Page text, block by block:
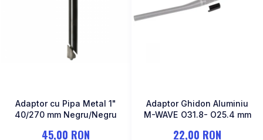
Adaptor cu Pipa Metal 1"
40/270 mm Negru/Negru
45,00 RON
Adaptor Ghidon Aluminiu
M-WAVE O31.8- O25.4 mm
22,00 RON